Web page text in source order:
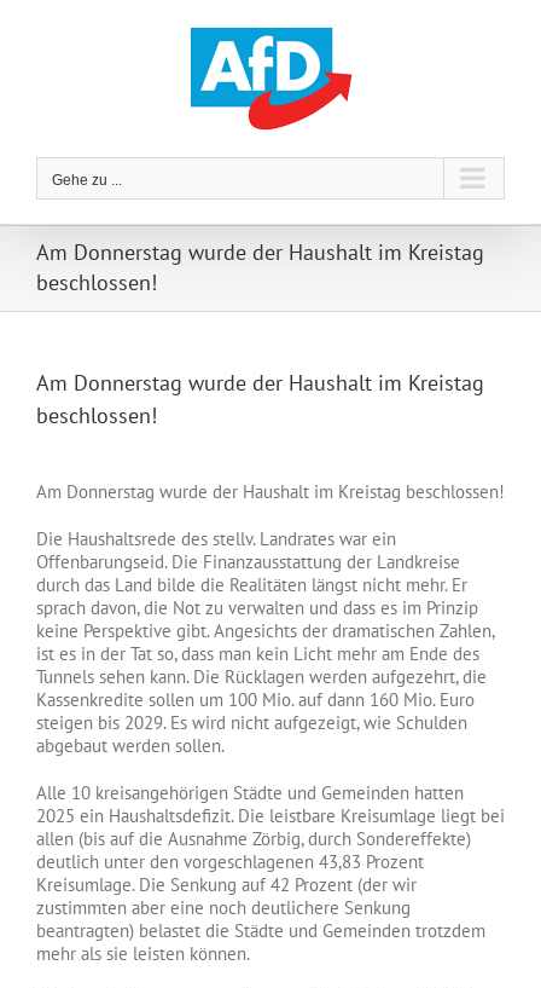
Gehe zu ...
Am Donnerstag wurde der Haushalt im Kreistag
beschlossen!
Am Donnerstag wurde der Haushalt im Kreistag
beschlossen!
Am Donnerstag wurde der Haushalt im Kreistag beschlossen!
Die Haushaltsrede des stellv. Landrates war ein
Offenbarungseid. Die Finanzausstattung der Landkreise
durch das Land bilde die Realitäten längst nicht mehr. Er
sprach davon, die Not zu verwalten und dass es im Prinzip
keine Perspektive gibt. Angesichts der dramatischen Zahlen,
ist es in der Tat so, dass man kein Licht mehr am Ende des
Tunnels sehen kann. Die Rücklagen werden aufgezehrt, die
Kassenkredite sollen um 100 Mio. auf dann 160 Mio. Euro
steigen bis 2029. Es wird nicht aufgezeigt, wie Schulden
abgebaut werden sollen.
Alle 10 kreisangehörigen Städte und Gemeinden hatten
2025 ein Haushaltsdefizit. Die leistbare Kreisumlage liegt bei
allen (bis auf die Ausnahme Zörbig, durch Sondereffekte)
deutlich unter den vorgeschlagenen 43,83 Prozent
Kreisumlage. Die Senkung auf 42 Prozent (der wir
zustimmten aber eine noch deutlichere Senkung
beantragten) belastet die Städte und Gemeinden trotzdem
mehr als sie leisten können.